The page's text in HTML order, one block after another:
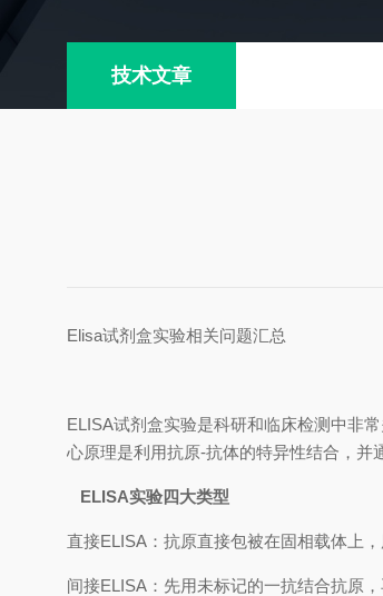
技术文章
Elisa试剂盒实验相关问题汇总
ELISA试剂盒实验是科研和临床检测中非
心原理是利用抗原-抗体的特异性结合，并
ELISA实验四大类型
直接ELISA‌：抗原直接包被在固相载体上
间接ELISA‌：先用未标记的一抗结合抗原